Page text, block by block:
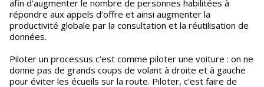
afin d’augmenter le nombre de personnes habilitées à
répondre aux appels d’offre et ainsi augmenter la
productivité globale par la consultation et la réutilisation de
données.
Piloter un processus c’est comme piloter une voiture : on ne
donne pas de grands coups de volant à droite et à gauche
pour éviter les écueils sur la route. Piloter, c’est faire de